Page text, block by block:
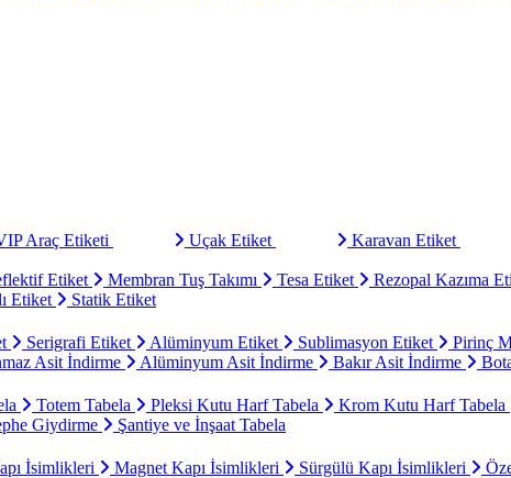
Araç Etiketi Uçak Etiket Karavan Etiket
Etiket Membran Tuş Takımı Tesa Etiket Rezopal Kazıma
Etiket Statik Etiket
Serigrafi Etiket Alüminyum Etiket Sublimasyon Etiket Pirinç
Asit İndirme Alüminyum Asit İndirme Bakır Asit İndirme
Totem Tabela Pleksi Kutu Harf Tabela Krom Kutu Harf Tabela
Giydirme Şantiye ve İnşaat Tabela
İsimlikleri Magnet Kapı İsimlikleri Sürgülü Kapı İsimlikleri